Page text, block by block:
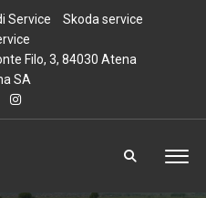
Service
Skoda service
Filo, 3, 84030 Atena
SA